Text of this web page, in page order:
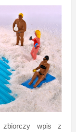
zbiorczy wpis z